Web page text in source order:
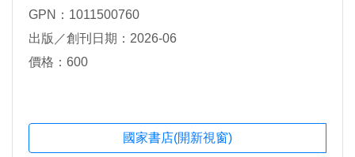
GPN：1011500760
出版／創刊日期：2026-06
價格：600
國家書店(開新視窗)